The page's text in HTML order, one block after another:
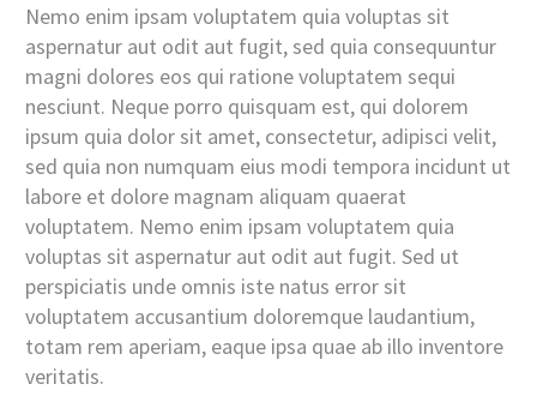
Nemo enim ipsam voluptatem quia voluptas sit
aspernatur aut odit aut fugit, sed quia consequuntur
magni dolores eos qui ratione voluptatem sequi
nesciunt. Neque porro quisquam est, qui dolorem
ipsum quia dolor sit amet, consectetur, adipisci velit,
sed quia non numquam eius modi tempora incidunt ut
labore et dolore magnam aliquam quaerat
voluptatem. Nemo enim ipsam voluptatem quia
voluptas sit aspernatur aut odit aut fugit. Sed ut
perspiciatis unde omnis iste natus error sit
voluptatem accusantium doloremque laudantium,
totam rem aperiam, eaque ipsa quae ab illo inventore
veritatis.